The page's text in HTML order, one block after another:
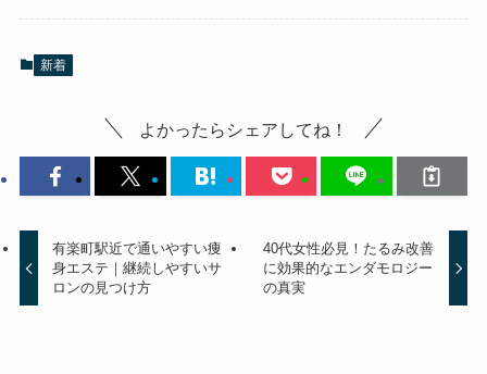
新着
よかったらシェアしてね！
有楽町駅近で通いやすい痩
身エステ｜継続しやすいサ
ロンの見つけ方
40代女性必見！たるみ改善
に効果的なエンダモロジー
の真実